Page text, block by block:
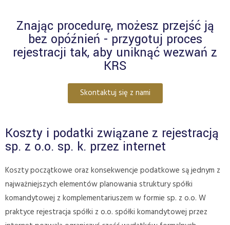
Znając procedurę, możesz przejść ją
bez opóźnień - przygotuj proces
rejestracji tak, aby uniknąć wezwań z
KRS
Skontaktuj się z nami
Koszty i podatki związane z rejestracją
sp. z o.o. sp. k. przez internet
Koszty początkowe oraz konsekwencje podatkowe są jednym z
najważniejszych elementów planowania struktury spółki
komandytowej z komplementariuszem w formie sp. z o.o. W
praktyce rejestracja spółki z o.o. spółki komandytowej przez